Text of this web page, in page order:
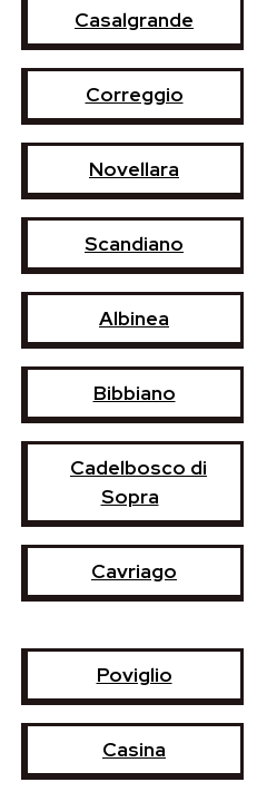
Casalgrande
Correggio
Novellara
Scandiano
Albinea
Bibbiano
Cadelbosco di
Sopra
Cavriago
Poviglio
Casina